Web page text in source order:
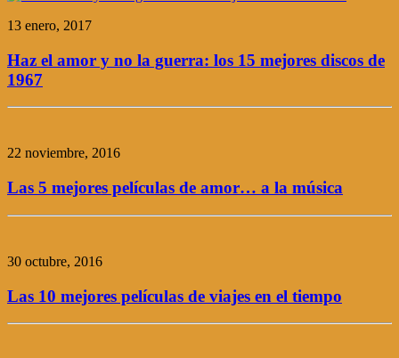
13 enero, 2017
Haz el amor y no la guerra: los 15 mejores discos de
1967
22 noviembre, 2016
Las 5 mejores películas de amor… a la música
30 octubre, 2016
Las 10 mejores películas de viajes en el tiempo